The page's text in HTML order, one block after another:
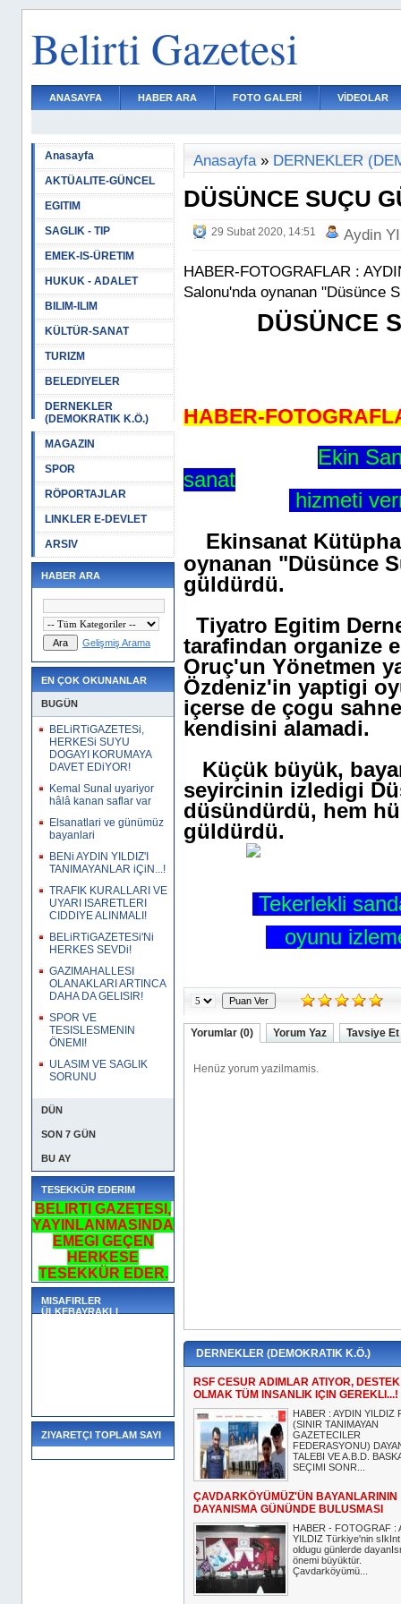
Belirti Gazetesi
ANASAYFA HABER ARA FOTO GALERİ VİDEOLAR
Anasayfa
AKTÜALITE-GÜNCEL
EGITIM
SAGLIK - TIP
EMEK-IS-ÜRETIM
HUKUK - ADALET
BILIM-ILIM
KÜLTÜR-SANAT
TURIZM
BELEDIYELER
DERNEKLER
(DEMOKRATIK K.Ö.)
MAGAZIN
SPOR
RÖPORTAJLAR
LINKLER E-DEVLET
ARSIV
HABER ARA
Gelişmiş Arama
EN ÇOK OKUNANLAR
BUGÜN
BELiRTiGAZETESi,
HERKESi SUYU
DOGAYI KORUMAYA
DAVET EDiYOR!
Kemal Sunal uyariyor
hâlâ kanan saflar var
Elsanatlari ve günümüz
bayanlari
BENi AYDIN YILDIZ'I
TANIMAYANLAR iÇiN...!
TRAFIK KURALLARI VE
UYARI ISARETLERI
CIDDIYE ALINMALI!
BELiRTiGAZETESi'Ni
HERKES SEVDi!
GAZIMAHALLESI
OLANAKLARI ARTINCA
DAHA DA GELISIR!
SPOR VE
TESISLESMENIN
ÖNEMI!
ULASIM VE SAGLIK
SORUNU
DÜN
SON 7 GÜN
BU AY
TESEKKÜR EDERIM
BELIRTI GAZETESI,
YAYINLANMASINDA
EMEGI GEÇEN
HERKESE
TESEKKÜR EDER.
MISAFIRLER
ÜLKEBAYRAKLI
ZIYARETÇI TOPLAM SAYI
Anasayfa» DERNEKLER
DÜSÜNCE SUÇU
29 Subat 2020, 14:51 Aydin
HABER-FOTOGRAFLAR :
Salonu'nda oynanan "Düsünce
DÜSÜNCE
HABER-
Ekin
sanat
hizmeti
Ekinsanat
oynanan "Düsünce
güldürdü.
Tiyatro Egitim
tarafindan organize
Oruç'un Yönetmen
Özdeniz'in yaptigi
içerse de çogu
kendisini alamadi.
Küçük büyük,
seyircinin izledigi
düsündürdü, hem
güldürdü.
Tekerlekli
oyunu
Yorumlar (0) Yorum Yaz Tavsiye Et
DERNEKLER (DEMOKRATIK K.Ö.)
RSF CESUR ADIMLAR ATIYOR, DESTEK
OLMAK TÜM INSANLIK IÇIN GEREKLI...!
HABER : AYDIN YILDIZ
(SINIR TANIMAYAN
GAZETECILER
FEDERASYONU)
TALEBI VE A.B.D.
SEÇIMI SONR...
ÇAVDARKÖYÜMÜZ'ÜN BAYANLARININ
DAYANISMA GÜNÜNDE BULUSMASI
HABER - FOTOGRAF :
YILDIZ Türkiye'nin
oldugu günlerde
önemi büyüktür.
Çavdarköyümü...